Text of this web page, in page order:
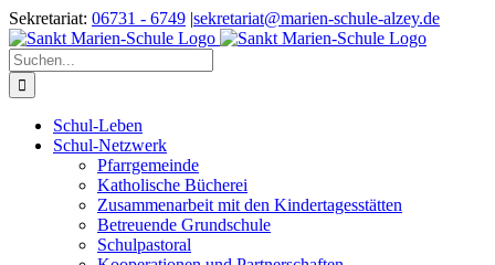
Zum
Inhalt
springen
Sekretariat: 06731 - 6749 |sekretariat@marien-schule-alzey.de
Suche
nach:
Schul-Leben
Schul-Netzwerk
Pfarrgemeinde
Katholische Bücherei
Zusammenarbeit mit den Kindertagesstätten
Betreuende Grundschule
Schulpastoral